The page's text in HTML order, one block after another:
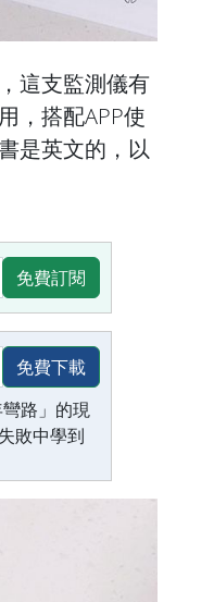
這支監測儀有
，搭配APP使
是英文的，以
免費訂閱
免費下載
路」的現
敗中學到